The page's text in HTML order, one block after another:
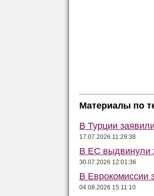
Материалы по
В Турции
17.07.2026 11:29:38
В ЕС выдвинули
30.07.2026 12:01:36
В Еврокомиссии
04.08.2026 15:11:10